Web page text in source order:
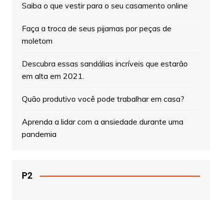
Saiba o que vestir para o seu casamento online
Faça a troca de seus pijamas por peças de
moletom
Descubra essas sandálias incríveis que estarão
em alta em 2021.
Quão produtivo você pode trabalhar em casa?
Aprenda a lidar com a ansiedade durante uma
pandemia
P2